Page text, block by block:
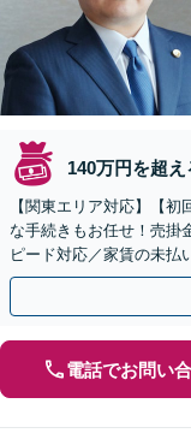
140万円を超
【関東エリア対応】【
な手続きもお任せ！売掛
ピード対応／家賃の未払
全個室】
電話でお問い